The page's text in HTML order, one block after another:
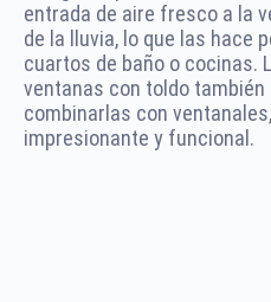
entrada de aire fresco a la
de la lluvia, lo que las hace
cuartos de baño o cocinas.
ventanas con toldo
combinarlas con
impresionante y funcional.